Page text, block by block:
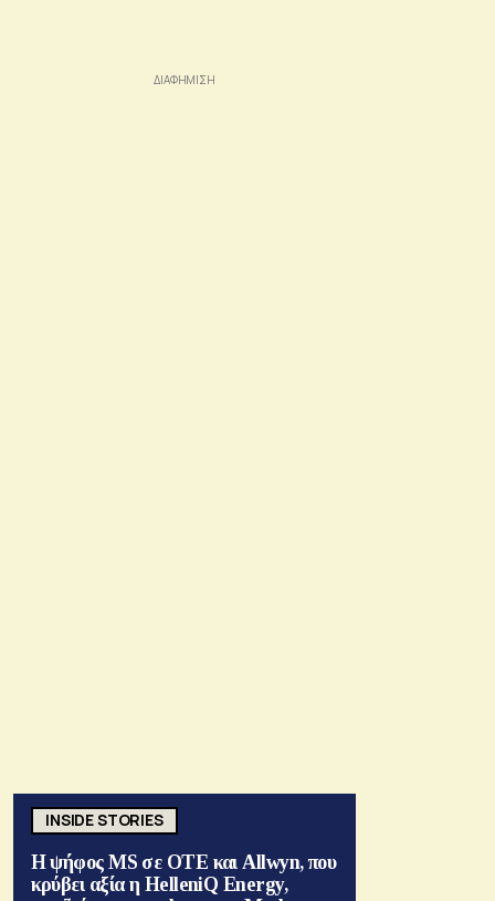
INSIDE STORIES
Η ψήφος MS σε ΟΤΕ και Allwyn, που
κρύβει αξία η HelleniQ Energy,